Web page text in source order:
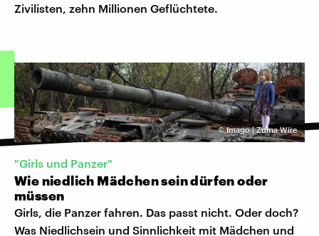
Zivilisten, zehn Millionen Geflüchtete.
©Imago | Zuma Wire
"Girls und Panzer"
Wie niedlich Mädchen sein dürfen oder
müssen
Girls, die Panzer fahren. Das passt nicht. Oder doch?
Was Niedlichsein und Sinnlichkeit mit Mädchen und